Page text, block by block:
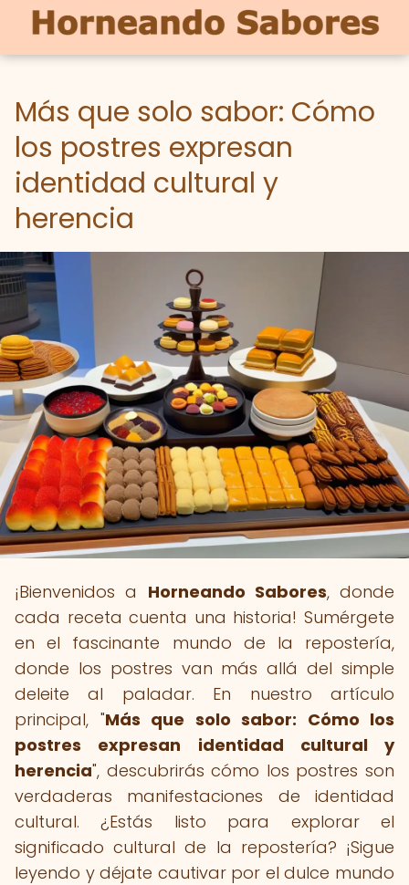
Más que solo sabor: Cómo
los postres expresan
identidad cultural y
herencia
¡Bienvenidos a Horneando Sabores, donde
cada receta cuenta una historia! Sumérgete
en el fascinante mundo de la repostería,
donde los postres van más allá del simple
deleite al paladar. En nuestro artículo
principal, "Más que solo sabor: Cómo los
postres expresan identidad cultural y
herencia", descubrirás cómo los postres son
verdaderas manifestaciones de identidad
cultural. ¿Estás listo para explorar el
significado cultural de la repostería? ¡Sigue
leyendo y déjate cautivar por el dulce mundo